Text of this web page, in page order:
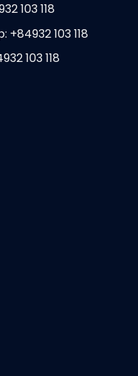
103 118
+84932 103 118
103 118